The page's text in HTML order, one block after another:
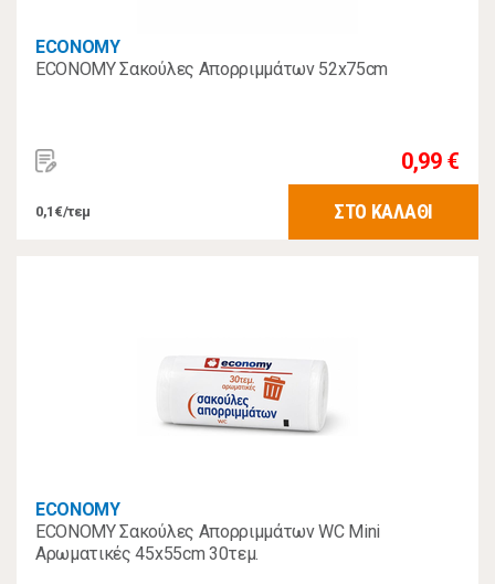
ECONOMY
ECONOMY Σακούλες Απορριμμάτων 52x75cm
0,99 €
0,1€/τεμ ΣΤΟ ΚΑΛΑΘΙ
ECONOMY
ECONOMY Σακούλες Απορριμμάτων WC Mini
Αρωματικές 45x55cm 30τεμ.